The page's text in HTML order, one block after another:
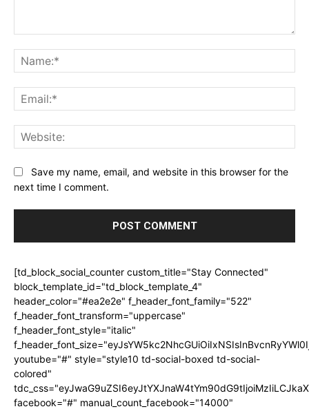
Save my name, email, and website in this browser for the
next time I comment.
[td_block_social_counter custom_title="Stay Connected"
block_template_id="td_block_template_4"
header_color="#ea2e2e" f_header_font_family="522"
f_header_font_transform="uppercase"
f_header_font_style="italic"
youtube="#" style="style10 td-social-boxed td-social-
colored"
facebook="#" manual_count_facebook="14000"